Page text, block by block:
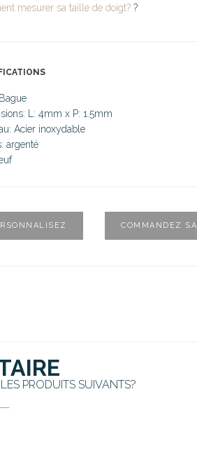
mesurer sa taille de doigt? ?
L: 4mm x P: 1.5mm
Acier inoxydable
argenté
COMMANDEZ
PRODUITS SUIVANTS?